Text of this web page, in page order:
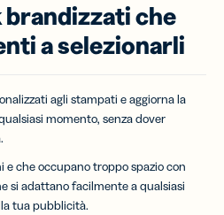
brandizzati che
a selezionarli
agli stampati e aggiorna la
momento, senza dover
e che occupano troppo spazio con
si adattano facilmente a qualsiasi
tua pubblicità.